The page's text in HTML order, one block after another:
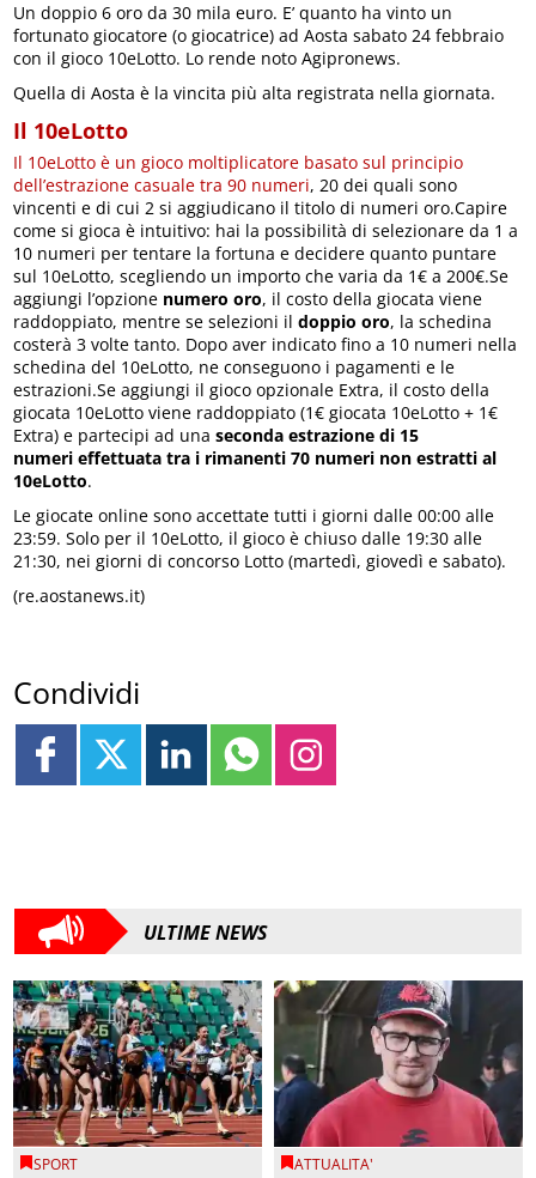
Un doppio 6 oro da 30 mila euro. E’ quanto ha vinto un
fortunato giocatore (o giocatrice) ad Aosta sabato 24 febbraio
con il gioco 10eLotto. Lo rende noto Agipronews.
Quella di Aosta è la vincita più alta registrata nella giornata.
Il 10eLotto
Il 10eLotto è un gioco moltiplicatore basato sul principio
dell’estrazione casuale tra 90 numeri, 20 dei quali sono
vincenti e di cui 2 si aggiudicano il titolo di numeri oro.Capire
come si gioca è intuitivo: hai la possibilità di selezionare da 1 a
10 numeri per tentare la fortuna e decidere quanto puntare
sul 10eLotto, scegliendo un importo che varia da 1€ a 200€.Se
aggiungi l’opzione numero oro, il costo della giocata viene
raddoppiato, mentre se selezioni ildoppio oro, la schedina
costerà 3 volte tanto. Dopo aver indicato fino a 10 numeri nella
schedina del 10eLotto, ne conseguono i pagamenti e le
estrazioni.Se aggiungi il gioco opzionale Extra, il costo della
giocata 10eLotto viene raddoppiato (1€ giocata 10eLotto + 1€
Extra) e partecipi ad unaseconda estrazione di 15
numeri effettuata tra i rimanenti 70 numeri non estratti al
10eLotto.
Le giocate online sono accettate tutti i giorni dalle 00:00 alle
23:59. Solo per il 10eLotto, il gioco è chiuso dalle 19:30 alle
21:30, nei giorni di concorso Lotto (martedì, giovedì e sabato).
(re.aostanews.it)
Condividi
ULTIME NEWS
SPORT ATTUALITA'